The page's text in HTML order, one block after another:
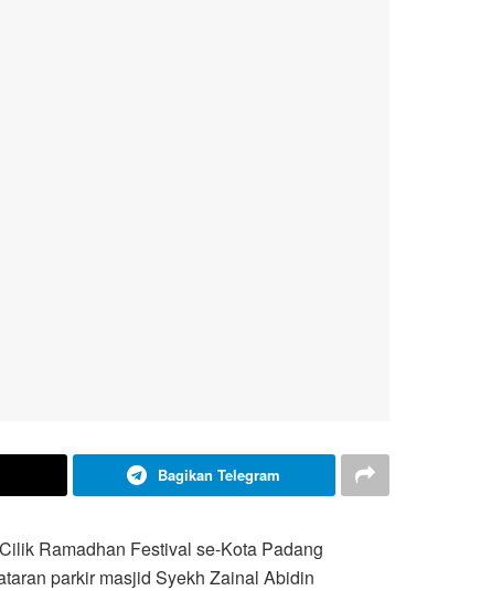
Bagikan Telegram
Ramadhan Festival se-Kota Padang
parkir masjid Syekh Zainal Abidin